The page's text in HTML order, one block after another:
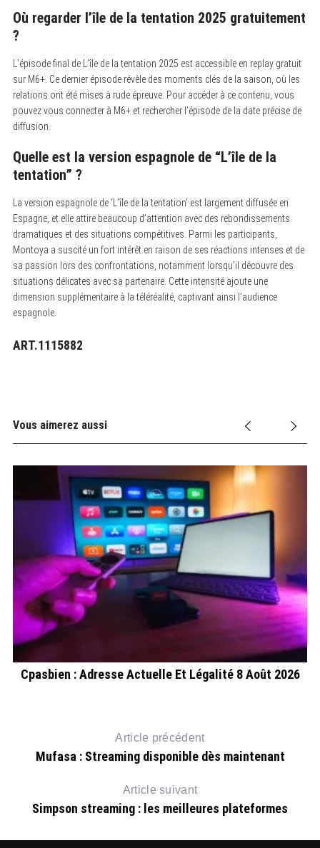
Où regarder l’île de la tentation 2025 gratuitement
?
L’épisode final de L’île de la tentation 2025 est accessible en replay gratuit
sur M6+. Ce dernier épisode révèle des moments clés de la saison, où les
relations ont été mises à rude épreuve. Pour accéder à ce contenu, vous
pouvez vous connecter à M6+ et rechercher l’épisode de la date précise de
diffusion.
Quelle est la version espagnole de “L’île de la
tentation” ?
La version espagnole de ‘L’île de la tentation’ est largement diffusée en
Espagne, et elle attire beaucoup d’attention avec des rebondissements
dramatiques et des situations compétitives. Parmi les participants,
Montoya a suscité un fort intérêt en raison de ses réactions intenses et de
sa passion lors des confrontations, notamment lorsqu’il découvre des
situations délicates avec sa partenaire. Cette intensité ajoute une
dimension supplémentaire à la téléréalité, captivant ainsi l’audience
espagnole.
ART.1115882
Vous aimerez aussi
Cpasbien : Adresse Actuelle Et Légalité 8 Août 2026
Article précédent
Mufasa : Streaming disponible dès maintenant
Article suivant
Simpson streaming : les meilleures plateformes